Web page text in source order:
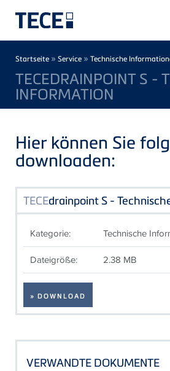
Breadcrumb
Startseite » Service » Technische
TECEDRAINPOINT S -
INFORMATION
Hier können Sie
downloaden:
TECEdrainpoint S -
Kategorie: Technische
Dateigröße: 2.38 MB
» DOWNLOAD
VERWANDTE DOKUMENTE